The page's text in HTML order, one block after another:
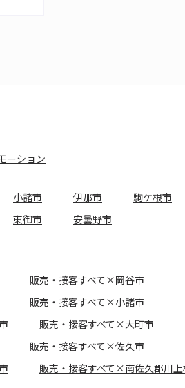
ーション
小諸市 伊那市
駒ケ根市
東御市
安曇野市
販売・接客すべて×岡谷市
販売・接客すべて×小諸市
販売・接客すべて×大町市
販売・接客すべて×佐久市
販売・接客すべて×南佐久郡川